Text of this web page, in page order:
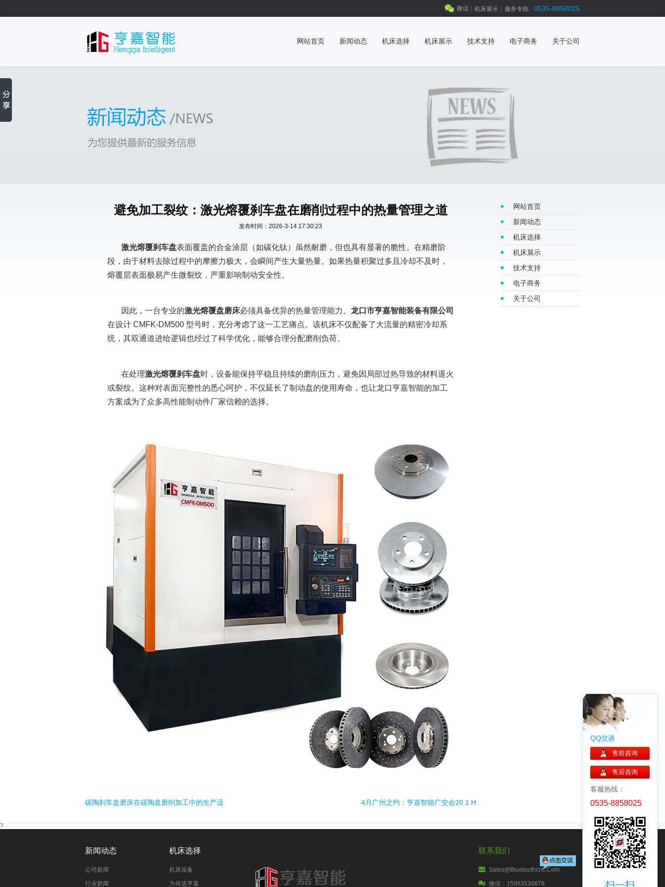
微信 机床展示 服务专线: 0535-8858025
网站首页 新闻动态 机床选择 机床展示 技术支持 电子商务 关于公司
避免加工裂纹：激光熔覆刹车盘在磨削过程中的热量管理之道
发布时间：2026-3-14 17:30:23
激光熔覆刹车盘表面覆盖的合金涂层（如碳化钛）虽然耐磨，但也具有显著的脆性。在精磨阶
段，由于材料去除过程中的摩擦力极大，会瞬间产生大量热量。如果热量积聚过多且冷却不及时，
熔覆层表面极易产生微裂纹，严重影响制动安全性。
因此，一台专业的激光熔覆盘磨床必须具备优异的热量管理能力。 龙口市亨嘉智能装备有限公司
在设计 CMFK-DM500 型号时，充分考虑了这一工艺痛点。该机床不仅配备了大流量的精密冷却系
统，其双通道进给逻辑也经过了科学优化，能够合理分配磨削负荷。
在处理激光熔覆刹车盘时，设备能保持平稳且持续的磨削压力，避免因局部过热导致的材料退火
或裂纹。这种对表面完整性的悉心呵护，不仅延长了制动盘的使用寿命，也让龙口亨嘉智能的加工
方案成为了众多高性能制动件厂家信赖的选择。
4月广州之约：亨嘉智能广交会20.1 H
碳陶刹车盘磨床在碳陶盘磨削加工中的生产适
网站首页
新闻动态
机床选择
机床展示
技术支持
电子商务
关于公司
?
新闻动态
公司新闻
行业新闻
机床选择
机床设备
为何选亨嘉
联系我们
Sales@bluetoothcnc.com
微信：15963530678
QQ交谈
售前咨询
售后咨询
客服热线：
0535-8858025